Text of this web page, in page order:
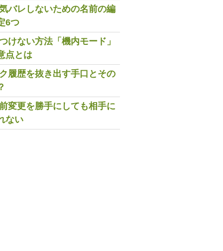
バレしないための名前の編
6つ
けない方法「機内モード」
点とは
履歴を抜き出す手口とその
変更を勝手にしても相手に
ない